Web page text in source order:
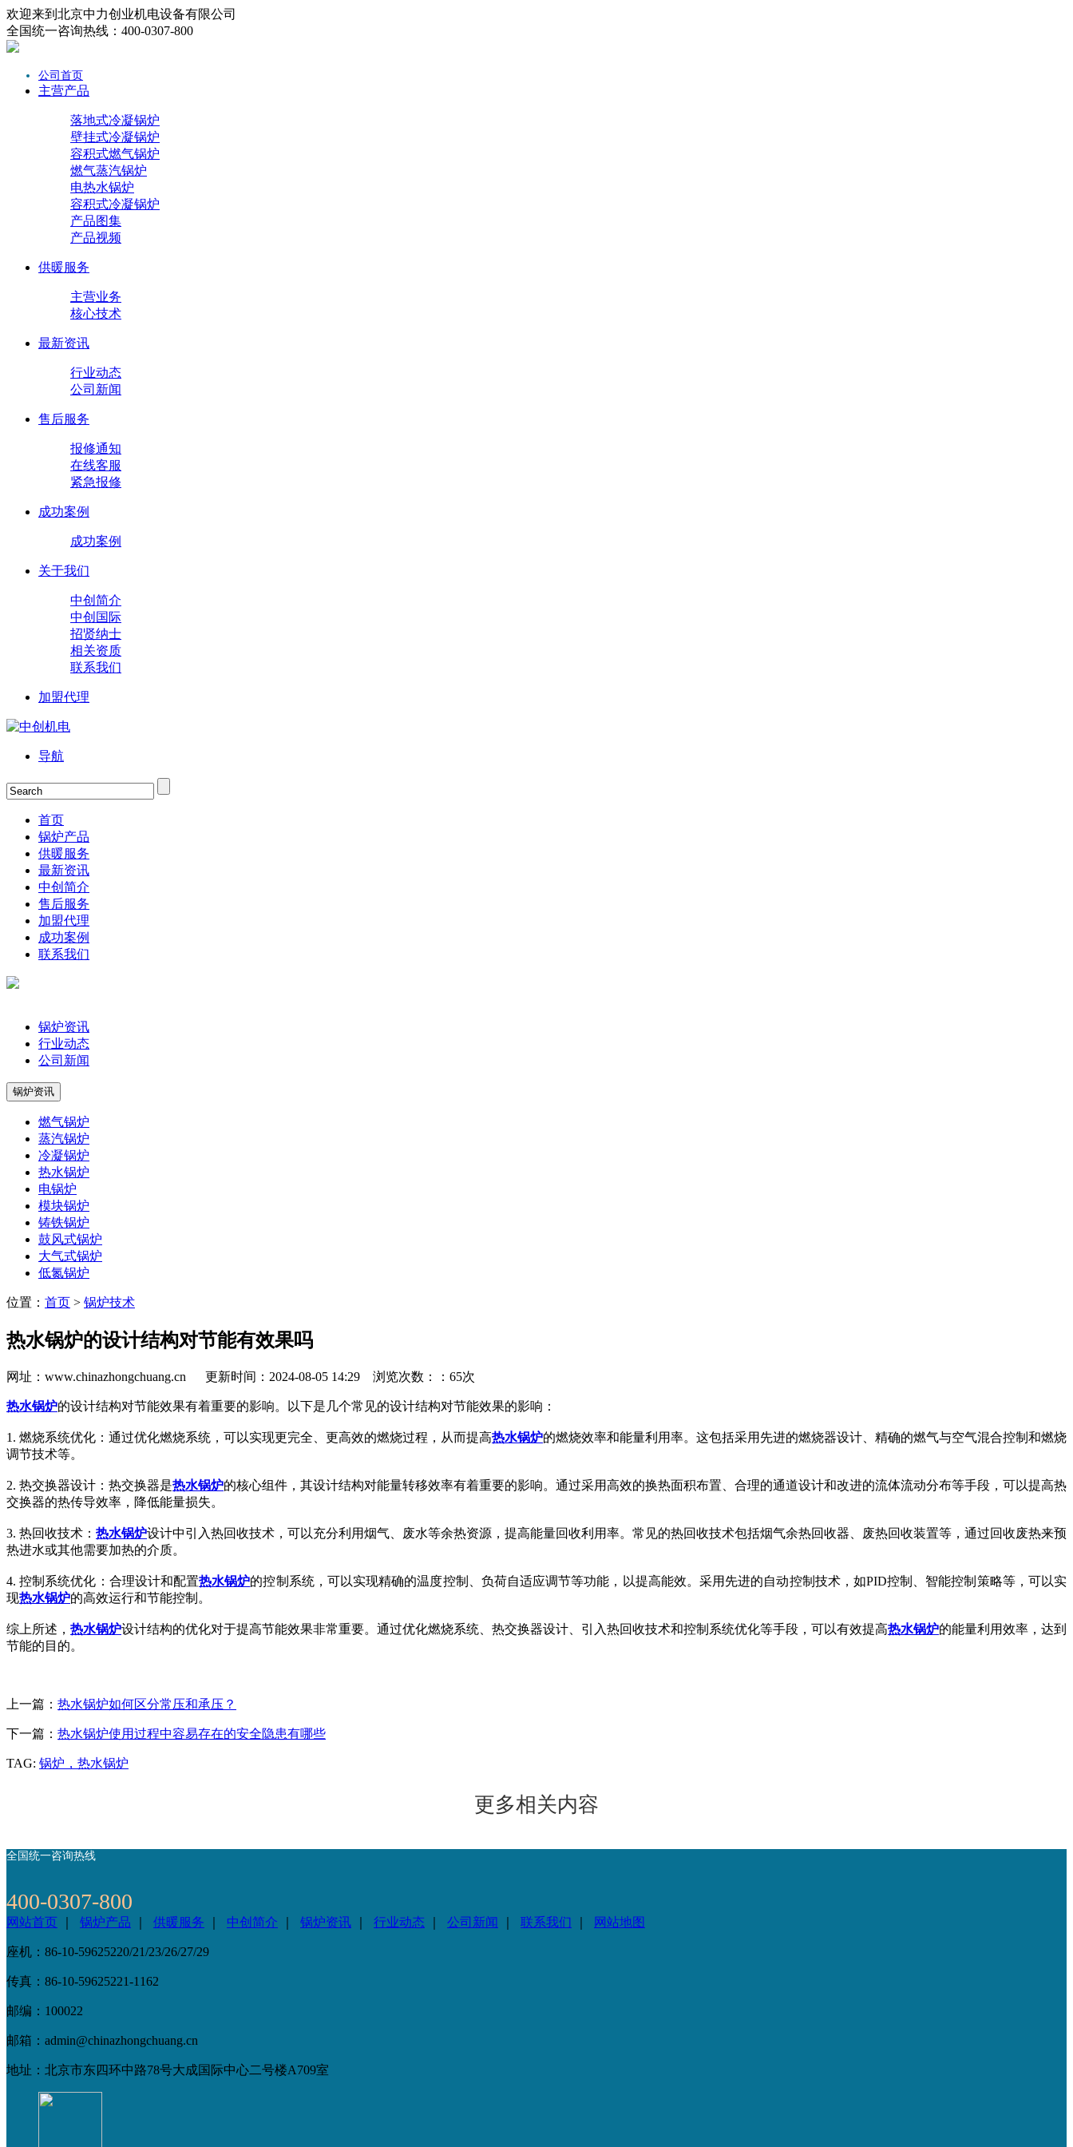
欢迎来到北京中力创业机电设备有限公司
全国统一咨询热线：400-0307-800
公司首页
主营产品
落地式冷凝锅炉
壁挂式冷凝锅炉
容积式燃气锅炉
燃气蒸汽锅炉
电热水锅炉
容积式冷凝锅炉
产品图集
产品视频
供暖服务
主营业务
核心技术
最新资讯
行业动态
公司新闻
售后服务
报修通知
在线客服
紧急报修
成功案例
成功案例
关于我们
中创简介
中创国际
招贤纳士
相关资质
联系我们
加盟代理
导航
首页
锅炉产品
供暖服务
最新资讯
中创简介
售后服务
加盟代理
成功案例
联系我们
锅炉资讯
行业动态
公司新闻
锅炉资讯
燃气锅炉
蒸汽锅炉
冷凝锅炉
热水锅炉
电锅炉
模块锅炉
铸铁锅炉
鼓风式锅炉
大气式锅炉
低氮锅炉
位置： 首页 > 锅炉技术
热水锅炉的设计结构对节能有效果吗
网址：www.chinazhongchuang.cn 更新时间：2024-08-05 14:29 浏览次数：：65次
热水锅炉的设计结构对节能效果有着重要的影响。以下是几个常见的设计结构对节能效果的影响：
1. 燃烧系统优化：通过优化燃烧系统，可以实现更完全、更高效的燃烧过程，从而提高热水锅炉的燃烧效率和能量利用率。这包括采用先进的燃烧器设计、精确的燃气与空气混合控制和燃烧
调节技术等。
2. 热交换器设计：热交换器是热水锅炉的核心组件，其设计结构对能量转移效率有着重要的影响。通过采用高效的换热面积布置、合理的通道设计和改进的流体流动分布等手段，可以提高热
交换器的热传导效率，降低能量损失。
3. 热回收技术： 热水锅炉设计中引入热回收技术，可以充分利用烟气、废水等余热资源，提高能量回收利用率。常见的热回收技术包括烟气余热回收器、废热回收装置等，通过回收废热来预
热进水或其他需要加热的介质。
4. 控制系统优化：合理设计和配置热水锅炉的控制系统，可以实现精确的温度控制、负荷自适应调节等功能，以提高能效。采用先进的自动控制技术，如PID控制、智能控制策略等，可以实
现热水锅炉的高效运行和节能控制。
综上所述， 热水锅炉设计结构的优化对于提高节能效果非常重要。通过优化燃烧系统、热交换器设计、引入热回收技术和控制系统优化等手段，可以有效提高热水锅炉的能量利用效率，达到
节能的目的。
上一篇： 热水锅炉如何区分常压和承压？
下一篇： 热水锅炉使用过程中容易存在的安全隐患有哪些
TAG: 锅炉，热水锅炉
更多相关内容
全国统一咨询热线
400-0307-800
网站首页 锅炉产品 供暖服务 中创简介 锅炉资讯 行业动态 公司新闻 联系我们 网站地图
座机：86-10-59625220/21/23/26/27/29
传真：86-10-59625221-1162
邮编：100022
邮箱：admin@chinazhongchuang.cn
地址：北京市东四环中路78号大成国际中心二号楼A709室